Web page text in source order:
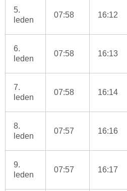
5.
leden
07:58 16:12
6.
leden
07:58 16:13
7.
leden
07:58 16:14
8.
leden
07:57 16:16
9.
leden
07:57 16:17